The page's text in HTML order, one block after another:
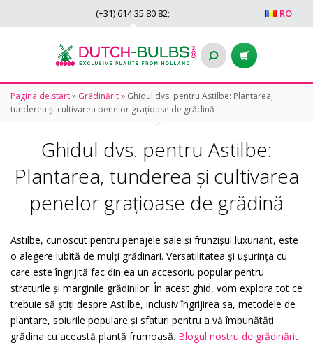
RO
(+31) 614 35 80 82;
Pagina de start» Grădinărit» Ghidul dvs. pentru Astilbe: Plantarea,
tunderea și cultivarea penelor grațioase de grădină
Ghidul dvs. pentru Astilbe:
Plantarea, tunderea și cultivarea
penelor grațioase de grădină
Astilbe, cunoscut pentru penajele sale și frunzișul luxuriant, este
o alegere iubită de mulți grădinari. Versatilitatea și ușurința cu
care este îngrijită fac din ea un accesoriu popular pentru
straturile și marginile grădinilor. În acest ghid, vom explora tot ce
trebuie să știți despre Astilbe, inclusiv îngrijirea sa, metodele de
plantare, soiurile populare și sfaturi pentru a vă îmbunătăți
grădina cu această plantă frumoasă. Blogul nostru de grădinărit